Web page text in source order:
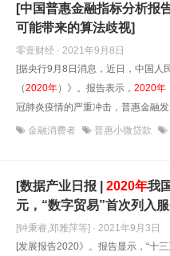
[中国普惠金融指标分析报
可能带来的算法歧视]
零壹财经 · 2021年9月8日
[据央行9月8日消息，近日，中国人
（2020年）》。报告表示， 2020年
冠肺炎疫情的严重冲击，普惠金融
金融消费者 普惠小微贷款
[数据产业日报 | 2020年我
元，“数字贸易”首次列入
[钟秉睿,郑雅萍等] · 2021年9月3日
[发展报告2020》。报告显示，“十